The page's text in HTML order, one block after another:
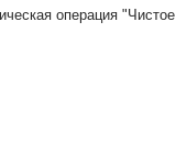
операция "Чистое